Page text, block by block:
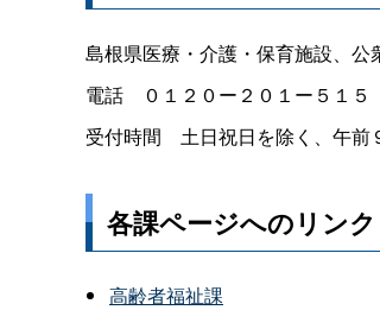
島根県医療・介護・保育施設、
電話
０１２０ー２０１ー５１５
受付時間 土日祝日を除く、午前
各課ページへのリンク
高齢者福祉課